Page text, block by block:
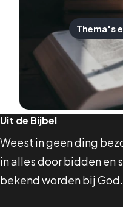
Thema's
Uit de Bijbel
Weest in geen ding
in alles door bidden en
bekend worden bij God.